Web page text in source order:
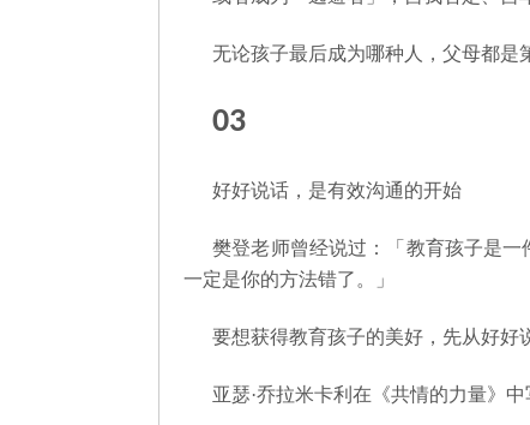
无论孩子最后成为哪种人，父母都是
03
好好说话，是有效沟通的开始
樊登老师曾经说过：「教育孩子是
一定是你的方法错了。」
要想获得教育孩子的美好，先从好好
亚瑟·乔拉米卡利在《共情的力量》